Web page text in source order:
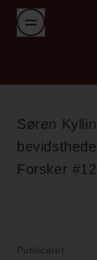
Søren
Forsker
Publiceret: